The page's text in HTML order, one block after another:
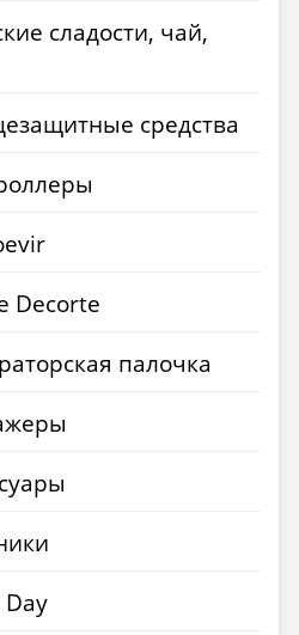
сладости, чай,
средства
Decorte
палочка
Day